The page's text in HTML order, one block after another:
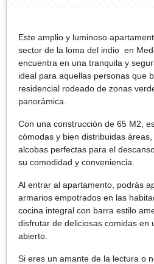
Este amplio y luminoso
sector de la loma del indio en
encuentra en una tranquila y
ideal para aquellas personas que
residencial rodeado de zonas
panorámica.
Con una construcción de 65 M2,
cómodas y bien distribuidas
alcobas perfectas para el
su comodidad y conveniencia.
Al entrar al apartamento, podrás
armarios empotrados en las
cocina integral con barra estilo
disfrutar de deliciosas comidas en
abierto.
Si eres un amante de la lectura o